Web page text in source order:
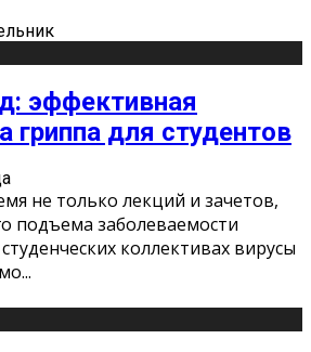
эффективная
гриппа для студентов
не только лекций и зачетов,
подъема заболеваемости
коллективах вирусы
...